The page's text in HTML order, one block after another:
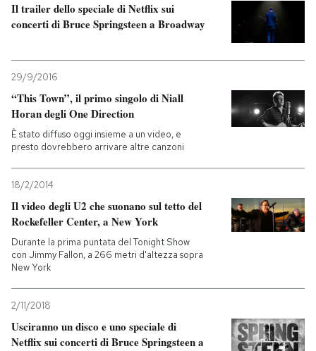
Il trailer dello speciale di Netflix sui
concerti di Bruce Springsteen a Broadway
29/9/2016
“This Town”, il primo singolo di Niall
Horan degli One Direction
È stato diffuso oggi insieme a un video, e
presto dovrebbero arrivare altre canzoni
18/2/2014
Il video degli U2 che suonano sul tetto del
Rockefeller Center, a New York
Durante la prima puntata del Tonight Show
con Jimmy Fallon, a 266 metri d'altezza sopra
New York
2/11/2018
Usciranno un disco e uno speciale di
Netflix sui concerti di Bruce Springsteen a